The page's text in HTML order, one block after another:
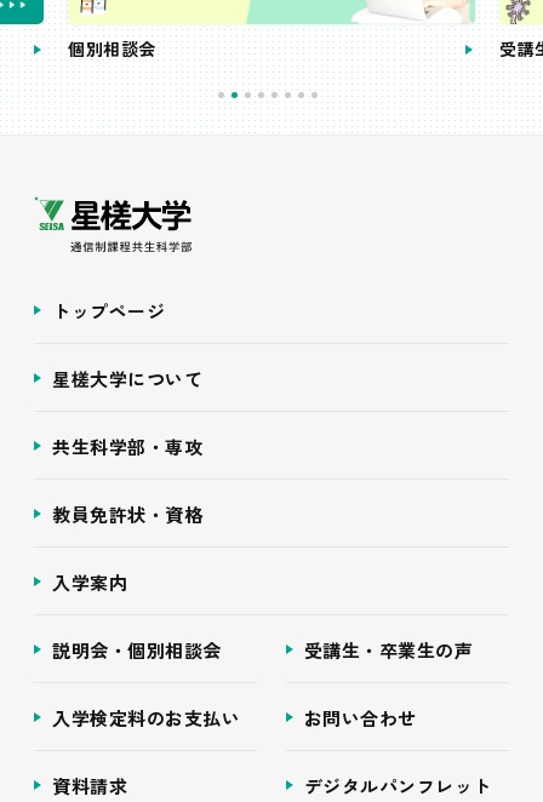
個別相談会 受講
トップページ
星槎大学について
共生科学部・専攻
教員免許状・資格
入学案内
説明会・個別相談会 受講生・卒業生の声
入学検定料のお支払い お問い合わせ
資料請求 デジタルパンフレット